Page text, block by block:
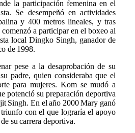
la participación femenina en el
Se desempeñó en actividades
y 400 metros lineales, y tras
a participar en el boxeo al
local Dingko Singh, ganador de
de 1998.
pese a la desaprobación de su
padre, quien consideraba que el
para mujeres. Kom se mudó a
potenció su preparación deportiva
Singh. En el año 2000 Mary ganó
triunfo con el que lograría el apoyo
su carrera deportiva.